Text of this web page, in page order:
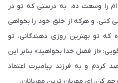
ام را وسعت ده، به درستى كه تو در
كنى، و هركه از خلق خود را بخواهى
تو بهترين روزى دهندگانى، تو
«از فضل خدا بخواهيد» بنابر اين
و به فرزند پيامبرت اعتماد